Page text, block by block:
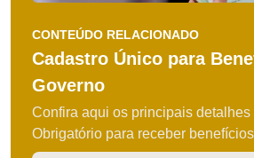
CONTEÚDO RELACIONADO
Cadastro Único para
Governo
Confira aqui os principais
Obrigatório para receber